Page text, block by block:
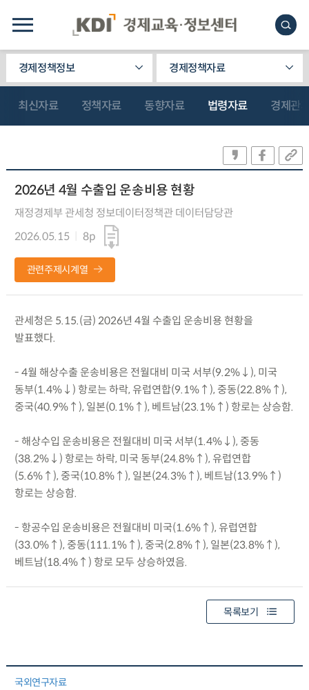
경제정책정보 경제정책자료
최신자료 정책자료 동향자료 법령자료 경제관
2026년 4월 수출입 운송비용 현황
재정경제부 관세청 정보데이터정책관 데이터담당관
2026.05.15
8p
관련주제시계열
관세청은 5.15.(금) 2026년 4월 수출입 운송비용 현황을
발표했다.
- 4월 해상수출 운송비용은 전월대비 미국 서부(9.2%↓), 미국
동부(1.4%↓) 항로는 하락, 유럽연합(9.1%↑), 중동(22.8%↑),
중국(40.9%↑), 일본(0.1%↑), 베트남(23.1%↑) 항로는 상승함.
- 해상수입 운송비용은 전월대비 미국 서부(1.4%↓), 중동
(38.2%↓) 항로는 하락, 미국 동부(24.8%↑), 유럽연합
(5.6%↑), 중국(10.8%↑), 일본(24.3%↑), 베트남(13.9%↑)
항로는 상승함.
- 항공수입 운송비용은 전월대비 미국(1.6%↑), 유럽연합
(33.0%↑), 중동(111.1%↑), 중국(2.8%↑), 일본(23.8%↑),
베트남(18.4%↑) 항로 모두 상승하였음.
목록보기
국외연구자료